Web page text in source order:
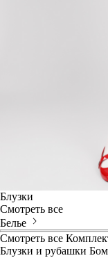
Блузки
Смотреть все
Белье
Смотреть все
Блузки и рубашки